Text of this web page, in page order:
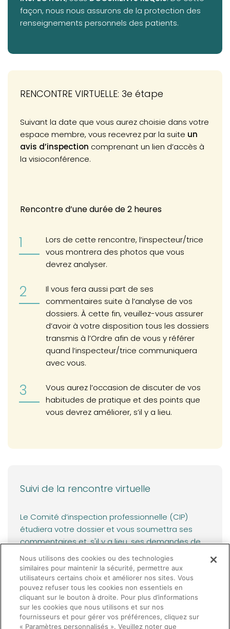
façon, nous nous assurons de la protection des
renseignements personnels des patients.
RENCONTRE VIRTUELLE: 3e étape
Suivant la date que vous aurez choisie dans votre
espace membre, vous recevrez par la suite un
avis d’inspection comprenant un lien d’accès à
la visioconférence.
Rencontre d’une durée de 2 heures
Lors de cette rencontre, l’inspecteur/trice
vous montrera des photos que vous
devrez analyser.
Il vous fera aussi part de ses
commentaires suite à l’analyse de vos
dossiers. À cette fin, veuillez-vous assurer
d’avoir à votre disposition tous les dossiers
transmis à l’Ordre afin de vous y référer
quand l’inspecteur/trice communiquera
avec vous.
Vous aurez l’occasion de discuter de vos
habitudes de pratique et des points que
vous devrez améliorer, s’il y a lieu.
Suivi de la rencontre virtuelle
Le Comité d’inspection professionnelle (CIP)
étudiera votre dossier et vous soumettra ses
commentaires et, s'il y a lieu, ses demandes de
correctifs.
Cette communication vous sera transmise via
l’espace membre.
Nous utilisons des cookies ou des technologies
similaires pour maintenir la sécurité, permettre aux
utilisateurs certains choix et améliorer nos sites. Vous
pouvez refuser tous les cookies non essentiels en
cliquant sur le bouton à droite. Pour plus d’informations
sur les cookies que nous utilisons et sur nos
fournisseurs et pour gérer vos préférences, cliquez sur
« Paramètres personnalisés ». Veuillez noter que